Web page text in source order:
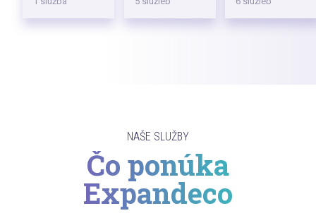
NAŠE SLUŽBY
Čo ponúka
Expandeco